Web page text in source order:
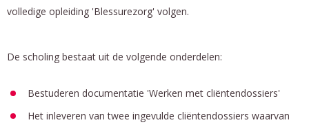
volledige opleiding 'Blessurezorg' volgen.
De scholing bestaat uit de volgende onderdelen:
Bestuderen documentatie 'Werken met cliëntendossiers'
Het inleveren van twee ingevulde cliëntendossiers waarvan